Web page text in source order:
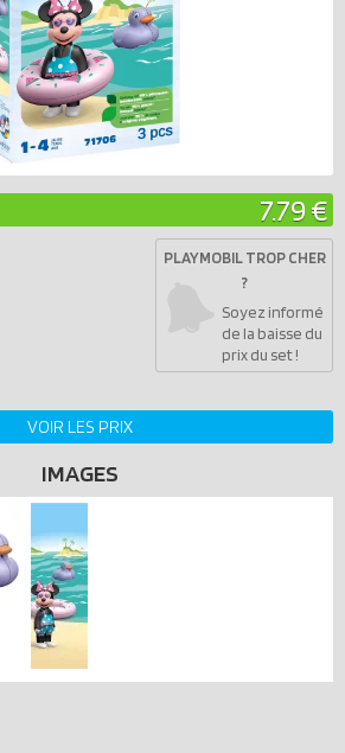
7.79 €
PLAYMOBIL TROP CHER
?
Soyez informé
de la baisse du
prix du set !
VOIR LES PRIX
IMAGES